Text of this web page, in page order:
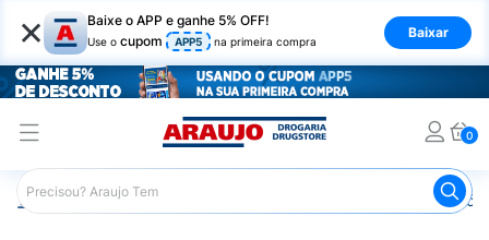
× Baixe o APP e ganhe 5% OFF!
Use o cupom APP5 na primeira compra
Baixar
0
Araujo Cabelo